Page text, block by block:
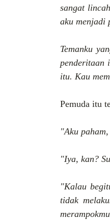
sangat
aku menjadi
Temanku
penderitaan
itu. Kau
Pemuda itu
"Aku
"Iya, kan?
"Kalau
tidak